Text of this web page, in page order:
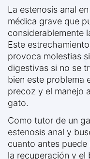
La estenosis anal
médica grave que
considerablemente
Este
provoca molestias
digestivas si no se
bien este problema
precoz y el manejo
gato.
Como tutor de un
estenosis anal y
cuanto antes puede
la recuperación y el